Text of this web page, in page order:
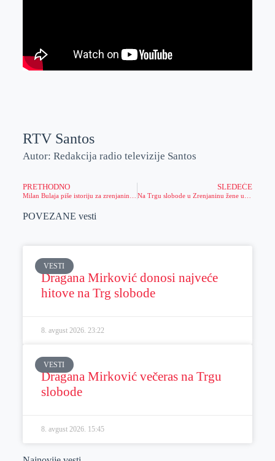
RTV Santos
Autor: Redakcija radio televizije Santos
PRETHODNO SLEDEĆE
POVEZANE vesti
VESTI
Dragana Mirković donosi najveće
hitove na Trg slobode
8. avgust 2026. 23:22
VESTI
Dragana Mirković večeras na Trgu
slobode
8. avgust 2026. 15:45